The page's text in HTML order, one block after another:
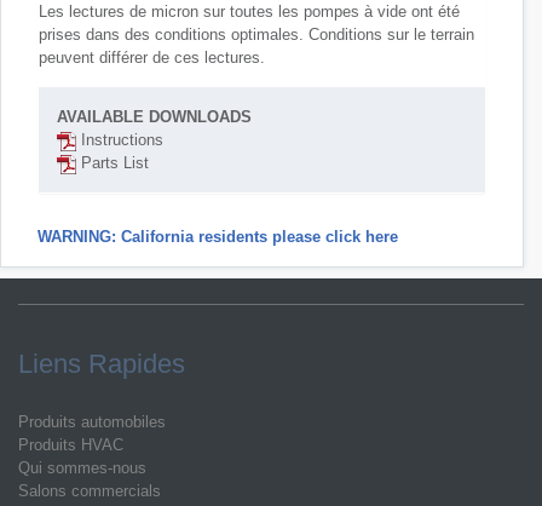
Les lectures de micron sur toutes les pompes à vide ont été
prises dans des conditions optimales. Conditions sur le terrain
peuvent différer de ces lectures.
AVAILABLE DOWNLOADS
Instructions
Parts List
WARNING: California residents please click here
Liens Rapides
Produits automobiles
Produits HVAC
Qui sommes-nous
Salons commercials